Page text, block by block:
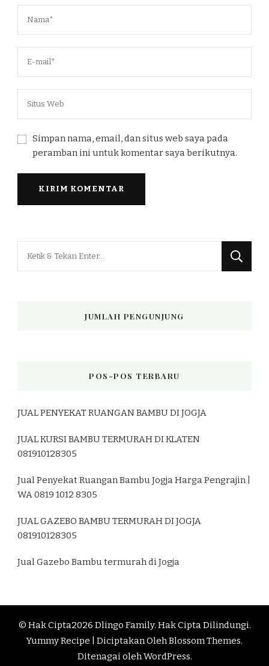
Simpan nama, email, dan situs web saya pada
peramban ini untuk komentar saya berikutnya.
JUMLAH PENGUNJUNG
POS-POS TERBARU
JUAL PENYEKAT RUANGAN BAMBU DI JOGJA
JUAL KURSI BAMBU TERMURAH DI KLATEN
081910128305
Jual Penyekat Ruangan Bambu Jogja Harga Pengrajin |
WA 0819 1012 8305
JUAL GAZEBO BAMBU TERMURAH DI JOGJA
081910128305
Jual Gazebo Bambu termurah di Jogja
© Hak Cipta2026 Dlingo Family. Hak Cipta Dilindungi.
Yummy Recipe | Diciptakan OlehBlossom Themes.
Ditenagai olehWordPress.